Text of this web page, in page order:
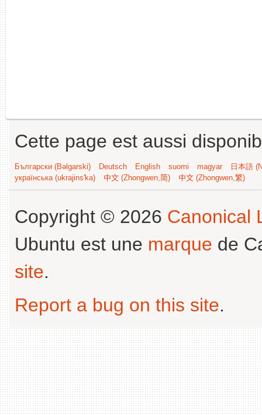
Cette page est aussi
Български (Bəlgarski) Deutsch English suomi magyar
日本語
українська (ukrajins'ka)
中文 (Zhongwen,简) 中文 (Zhongwen,繁)
Copyright © 2026 Canonical
Ubuntu est une marque de
site.
Report a bug on this site.